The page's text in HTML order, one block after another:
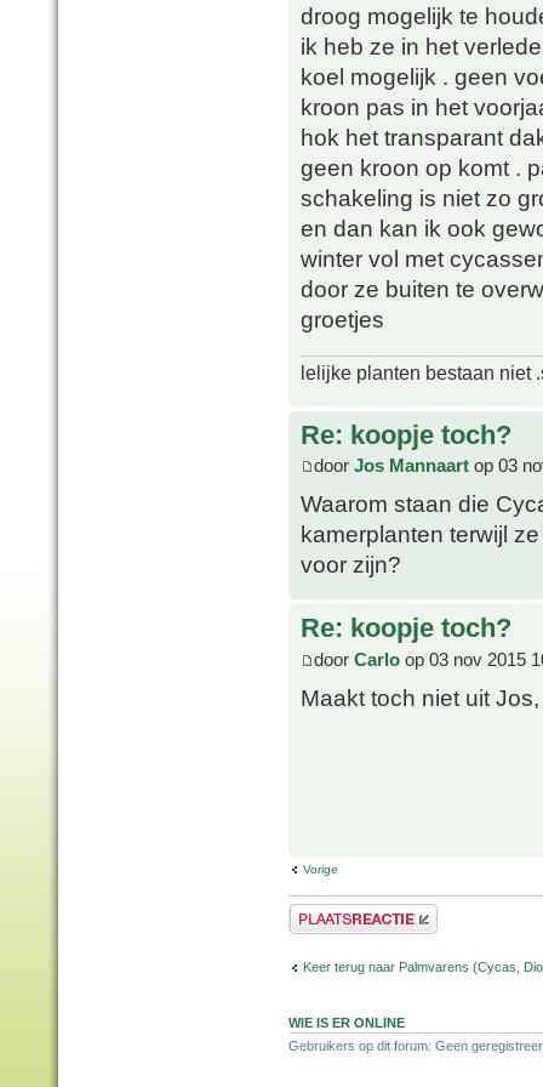
droog mogelijk te
ik heb ze in het
koel mogelijk . geen
kroon pas in het
hok het transparant
geen kroon op komt .
schakeling is niet zo
en dan kan ik ook
winter vol met
door ze buiten te
groetjes
lelijke planten bestaan niet
Re: koopje toch?
door Jos Mannaart op 03
Waarom staan die
kamerplanten terwijl
voor zijn?
Re: koopje toch?
door Carlo op 03 nov 2015
Maakt toch niet uit
Vorige
Plaats een reactie
Keer terug naar Palmvarens (Cycas,
WIE IS ER ONLINE
Gebruikers op dit forum: Geen